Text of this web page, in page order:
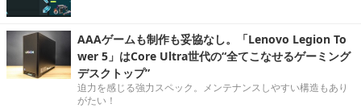
AAAゲームも制作も妥協なし。「Lenovo Legion To
wer 5」はCore Ultra世代の“全てこなせるゲーミング
デスクトップ”
迫力を感じる強力スペック。メンテナンスしやすい構造もあり
がたい！